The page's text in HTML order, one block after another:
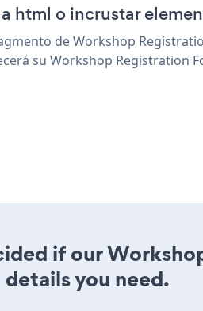
html o incrustar
de Workshop
su Workshop Registration
if our
you need.